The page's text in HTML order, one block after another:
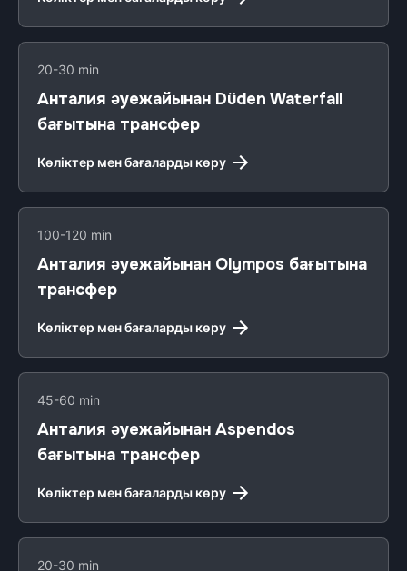
20-30 min
Анталия әуежайынан Düden Waterfall
бағытына трансфер
Көліктер мен бағаларды көру
100-120 min
Анталия әуежайынан Olympos бағытына
трансфер
Көліктер мен бағаларды көру
45-60 min
Анталия әуежайынан Aspendos
бағытына трансфер
Көліктер мен бағаларды көру
20-30 min